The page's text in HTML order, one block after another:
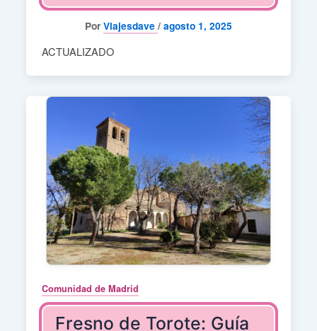
Por Viajesdave / agosto 1, 2025
ACTUALIZADO
Comunidad de Madrid
Fresno de Torote: Guía